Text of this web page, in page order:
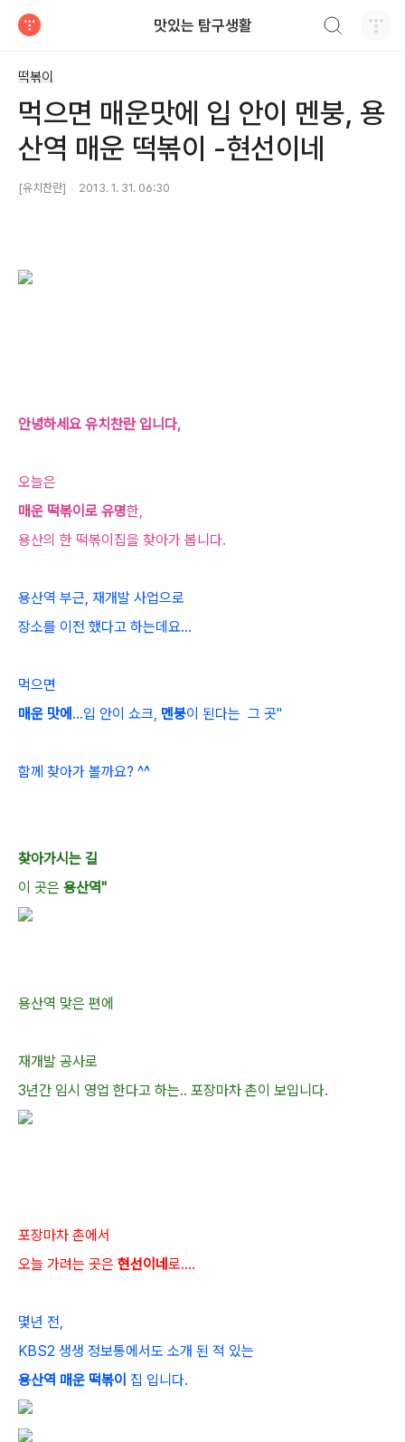
맛있는 탐구생활
떡볶이
먹으면 매운맛에 입 안이 멘붕, 용
산역 매운 떡볶이 -현선이네
[유치찬란] 2013. 1. 31. 06:30
안녕하세요 유치찬란 입니다,
오늘은
매운 떡볶이로 유명한,
용산의 한 떡볶이집을 찾아가 봅니다.
용산역 부근, 재개발 사업으로
장소를 이전 했다고 하는데요...
먹으면
매운 맛에 ...입 안이 쇼크, 멘붕이 된다는 그 곳"
함께 찾아가 볼까요? ^^
찾아가시는 길
이 곳은 용산역"
용산역 맞은 편에
재개발 공사로
3년간 임시 영업 한다고 하는.. 포장마차 촌이 보입니다.
포장마차 촌에서
오늘 가려는 곳은 현선이네 로....
몇년 전,
KBS2 생생 정보통에서도 소개 된 적 있는
용산역 매운 떡볶이 집 입니다.